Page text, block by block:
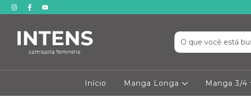
Início Manga Longa Manga 3/4